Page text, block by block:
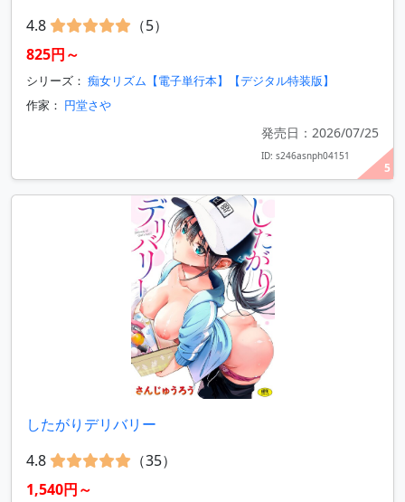
5
4.8
（5）
825円～
シリーズ： 痴女リズム【電子単行本】【デジタル特装版】
作家： 円堂さや
発売日：2026/07/25
ID: s246asnph04151
したがりデリバリー
4.8
（35）
1,540円～